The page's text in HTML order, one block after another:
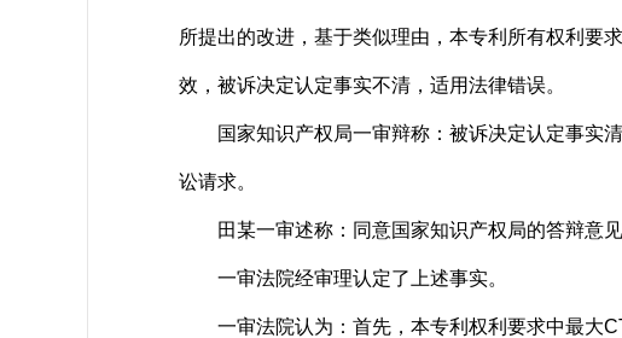
所提出的改进，基于类似理由，本专利所有权利要
效，被诉决定认定事实不清，适用法律错误。
国家知识产权局一审辩称：被诉决定认定事实清
讼请求。
田某一审述称：同意国家知识产权局的答辩意见
一审法院经审理认定了上述事实。
一审法院认为：首先，本专利权利要求中最大CT